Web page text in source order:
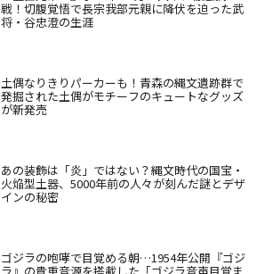
戦！切腹覚悟で長宗我部元親に降伏を迫った武
将・谷忠澄の生涯
土偶なりきりパーカーも！青森の縄文遺跡群で
発掘された土偶がモチーフのキュートなグッズ
が新発売
あの装飾は「炎」ではない？縄文時代の国宝・
火焔型土器、5000年前の人々が刻んだ謎とデザ
インの秘密
ゴジラの咆哮で目覚める朝…1954年公開『ゴジ